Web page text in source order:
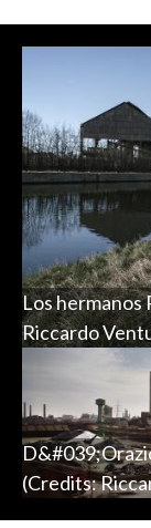
Los hermanos
Riccardo
(Credits: